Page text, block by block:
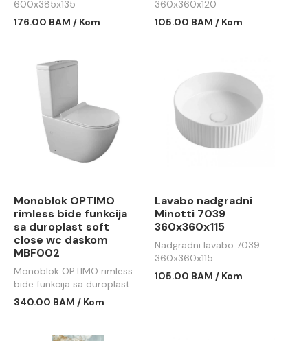
600x385x135
176.00 BAM / Kom
360x360x120
105.00 BAM / Kom
Monoblok OPTIMO
rimless bide funkcija
sa duroplast soft
close wc daskom
MBF002
Monoblok OPTIMO rimless
bide funkcija sa duroplast
soft close wc daskom
340.00 BAM / Kom
Lavabo nadgradni
Minotti 7039
360x360x115
Nadgradni lavabo 7039
360x360x115
105.00 BAM / Kom